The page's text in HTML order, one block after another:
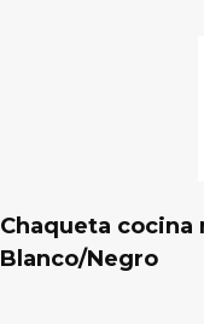
Chaqueta cocina
Blanco/Negro